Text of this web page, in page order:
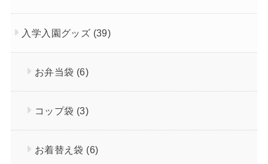
入学入園グッズ (39)
お弁当袋 (6)
コップ袋 (3)
お着替え袋 (6)